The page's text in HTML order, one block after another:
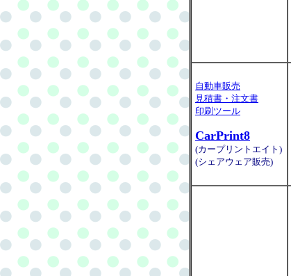
自動車販売
見積書・注文書
印刷ツール
CarPrint8
(カープリントエイト)
(シェアウェア販売)